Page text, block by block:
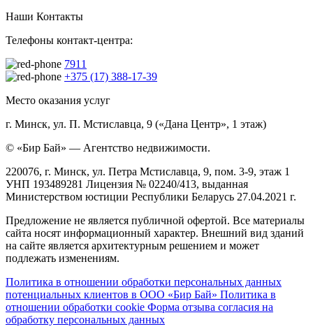
Наши Контакты
Телефоны контакт-центра:
7911
+375 (17) 388-17-39
Место оказания услуг
г. Минск, ул. П. Мстиславца, 9 («Дана Центр», 1 этаж)
© «Бир Бай» — Агентство недвижимости.
220076, г. Минск, ул. Петра Мстиславца, 9, пом. 3-9, этаж 1
УНП 193489281 Лицензия № 02240/413, выданная
Министерством юстиции Республики Беларусь 27.04.2021 г.
Предложение не является публичной офертой. Все материалы
сайта носят информационный характер. Внешний вид зданий
на сайте является архитектурным решением и может
подлежать изменениям.
Политика в отношении обработки персональных данных
потенциальных клиентов в ООО «Бир Бай» Политика в
отношении обработки cookie Форма отзыва согласия на
обработку персональных данных